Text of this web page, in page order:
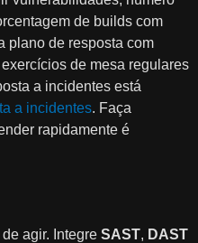
de builds com
plano de resposta com
de mesa regulares
a incidentes está
a incidentes. Faça
rapidamente é
agir. Integre SAST, DAST